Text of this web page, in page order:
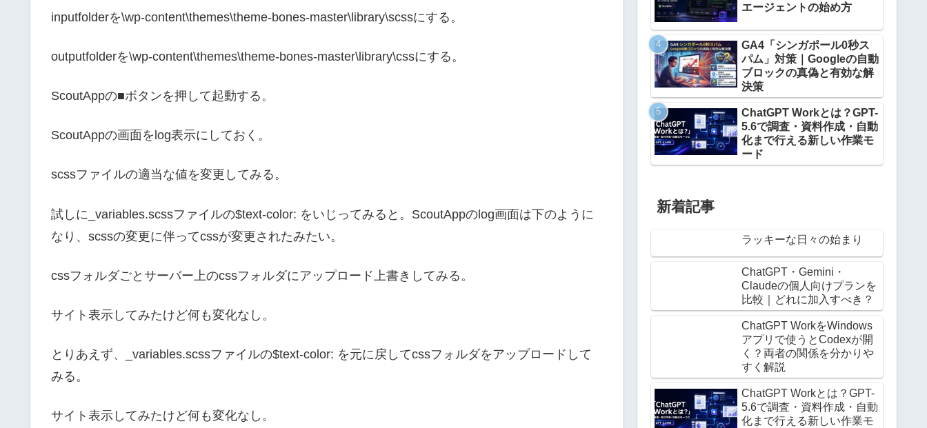
inputfolderを\wp-content\themes\theme-bones-master\library\scssにする。
outputfolderを\wp-content\themes\theme-bones-master\library\cssにする。
ScoutAppの■ボタンを押して起動する。
ScoutAppの画面をlog表示にしておく。
scssファイルの適当な値を変更してみる。
試しに_variables.scssファイルの$text-color: をいじってみると。ScoutAppのlog画面は下のように
なり、scssの変更に伴ってcssが変更されたみたい。
cssフォルダごとサーバー上のcssフォルダにアップロード上書きしてみる。
サイト表示してみたけど何も変化なし。
とりあえず、_variables.scssファイルの$text-color: を元に戻してcssフォルダをアップロードして
みる。
サイト表示してみたけど何も変化なし。
エージェントの始め方
GA4「シンガポール0秒ス
パム」対策｜Googleの自動
ブロックの真偽と有効な解
決策
ChatGPT Workとは？GPT-
5.6で調査・資料作成・自動
化まで行える新しい作業モ
ード
新着記事
ラッキーな日々の始まり
ChatGPT・Gemini・
Claudeの個人向けプランを
比較｜どれに加入すべき？
ChatGPT WorkをWindows
アプリで使うとCodexが開
く？両者の関係を分かりや
すく解説
ChatGPT Workとは？GPT-
5.6で調査・資料作成・自動
化まで行える新しい作業モ